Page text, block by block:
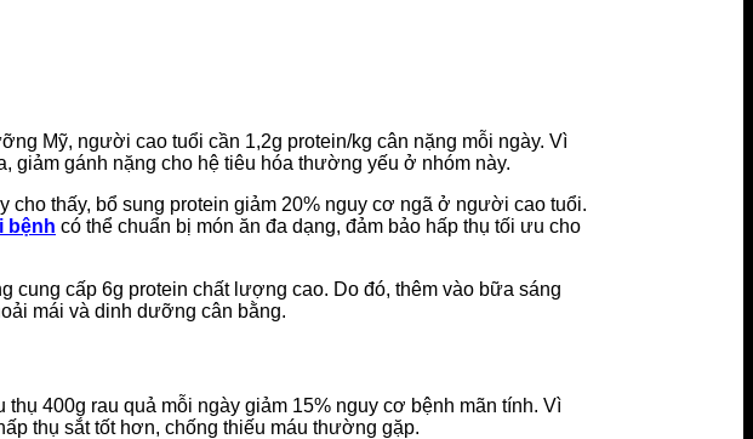
Mỹ, người cao tuổi cần 1,2g protein/kg cân nặng mỗi ngày. Vì
giảm gánh nặng cho hệ tiêu hóa thường yếu ở nhóm này.
thấy, bổ sung protein giảm 20% nguy cơ ngã ở người cao tuổi.
bệnh có thể chuẩn bị món ăn đa dạng, đảm bảo hấp thụ tối ưu cho
cung cấp 6g protein chất lượng cao. Do đó, thêm vào bữa sáng
mái và dinh dưỡng cân bằng.
400g rau quả mỗi ngày giảm 15% nguy cơ bệnh mãn tính. Vì
thụ sắt tốt hơn, chống thiếu máu thường gặp.